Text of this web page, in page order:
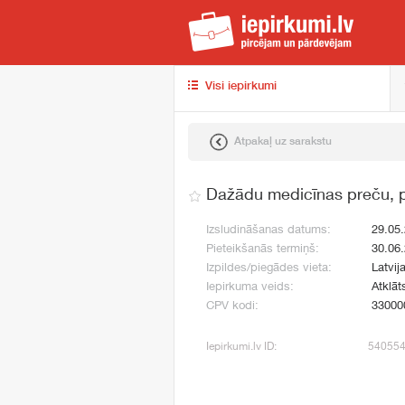
Visi iepirkumi
Atpakaļ uz sarakstu
Dažādu medicīnas preču,
Izsludināšanas datums:
Pieteikšanās termiņš:
Izpildes/piegādes vieta:
Iepirkuma veids:
CPV kodi:
Iepirkumi.lv ID: